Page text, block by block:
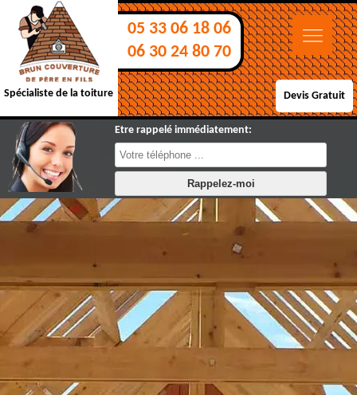
Spécialiste de la toiture
05 33 06 18 06
06 30 24 80 70
Devis Gratuit
Etre rappelé immédiatement: